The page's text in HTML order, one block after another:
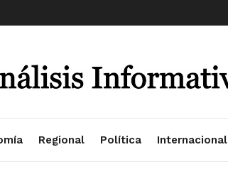
Regional Política Internacional